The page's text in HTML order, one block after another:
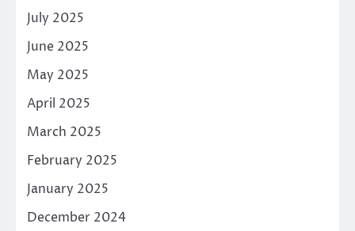
July 2025
June 2025
May 2025
April 2025
March 2025
February 2025
January 2025
December 2024